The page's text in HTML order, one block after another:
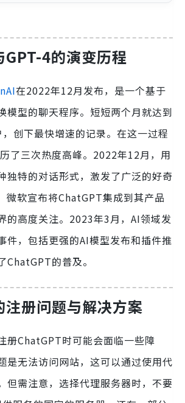
4的演变历程
在2022年12月发布，是一个基于
模型的聊天程序。短短两个月就达到
创下最快增速的记录。在这一过程
了三次热度高峰。2022年12月，用
独特的对话形式，激发了广泛的好奇
微软宣布将ChatGPT集成到其产品
的高度关注。2023年3月，AI领域发
件，包括更强的AI模型发布和插件推
ChatGPT的普及。
册问题与解决方案
册ChatGPT时可能会面临一些障
是无法访问网站，这可以通过使用代
但需注意，选择代理服务器时，不要